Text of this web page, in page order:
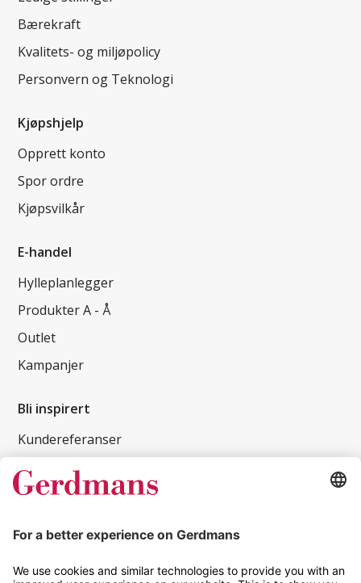
Bærekraft
Kvalitets- og miljøpolicy
Personvern og Teknologi
Kjøpshjelp
Opprett konto
Spor ordre
Kjøpsvilkår
E-handel
Hylleplanlegger
Produkter A - Å
Outlet
Kampanjer
Bli inspirert
Kundereferanser
Magasin
Tips og guider
Kontakt
info@gerdmans.no